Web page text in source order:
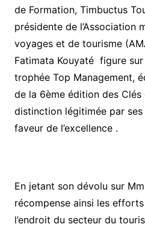
de Formation, Timbuctus
présidente de l’Association
voyages et de tourisme
Fatimata Kouyaté figure
trophée Top Management,
de la 6ème édition des
distinction légitimée par
faveur de l’excellence .
En jetant son dévolu sur
récompense ainsi les
l’endroit du secteur du